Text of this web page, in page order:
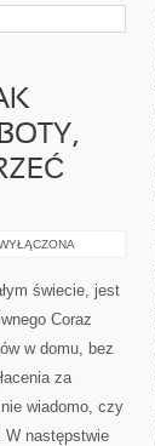
świecie, jest
Coraz
w domu, bez
za
wiadomo, czy
W następstwie